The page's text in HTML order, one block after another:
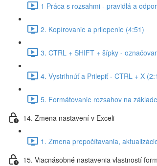
1 Práca s rozsahmi - pravidlá a
2. Kopírovanie a prilepenie (4:51)
3. CTRL + SHIFT + šípky -
4. Vystrihnúť a Prilepiť - CTRL + X
5. Formátovanie rozsahov na
14. Zmena nastavení v Exceli
1. Zmena prepočítavania,
15. Viacnásobné nastavenia vlastností